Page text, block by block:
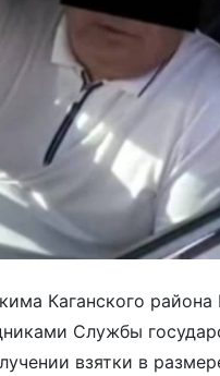
Каганского
Службы
взятки в